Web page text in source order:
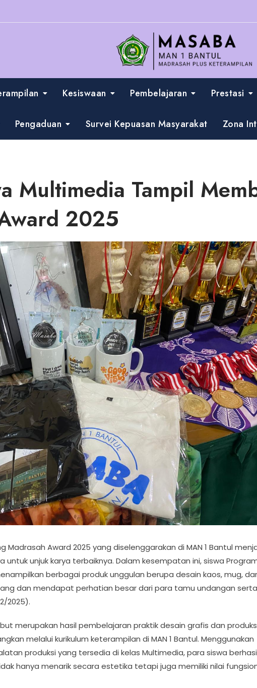
Kesiswaan Pembelajaran Prestasi
Pengaduan Survei Kepuasan Masyarakat Zona
Multimedia Tampil
2025
Madrasah Award 2025 yang diselenggarakan di MAN 1 Bantul
untuk unjuk karya terbaiknya. Dalam kesempatan ini, siswa
berbagai produk unggulan berupa desain kaos, mug,
dan mendapat perhatian besar dari para tamu undangan serta
2025).
merupakan hasil pembelajaran praktik desain grafis dan
melalui kurikulum keterampilan di MAN 1 Bantul. Menggunakan
produksi yang tersedia di kelas Multimedia, para siswa
hanya menarik secara estetika tetapi juga memiliki nilai